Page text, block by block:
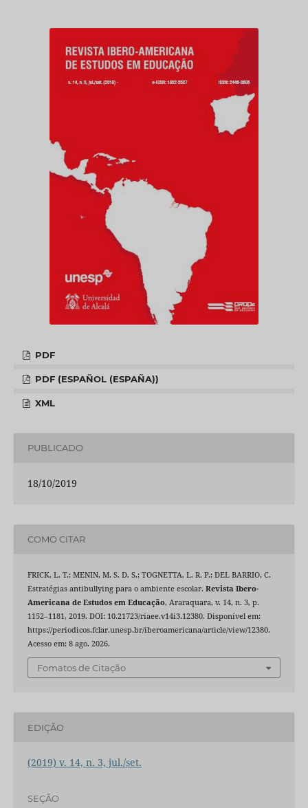
PDF
PDF (ESPAÑOL (ESPAÑA))
XML
PUBLICADO
18/10/2019
COMO CITAR
FRICK, L. T.; MENIN, M. S. D. S.; TOGNETTA, L. R. P.; DEL BARRIO, C.
Estratégias antibullying para o ambiente escolar. Revista Ibero-
Americana de Estudos em Educação, Araraquara, v. 14, n. 3, p.
1152–1181, 2019. DOI: 10.21723/riaee.v14i3.12380. Disponível em:
https://periodicos.fclar.unesp.br/iberoamericana/article/view/12380.
Acesso em: 8 ago. 2026.
Fomatos de Citação
EDIÇÃO
(2019) v. 14, n. 3, jul./set.
SEÇÃO